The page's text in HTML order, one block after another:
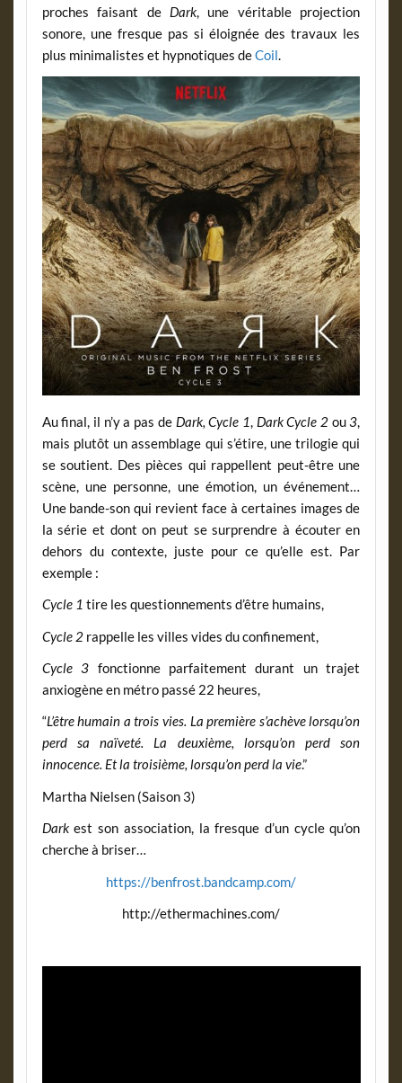
proches faisant de Dark, une véritable projection
sonore, une fresque pas si éloignée des travaux les
plus minimalistes et hypnotiques deCoil.
Au final, il n’y a pas de Dark, Cycle 1, Dark Cycle 2 ou3,
mais plutôt un assemblage qui s’étire, une trilogie qui
se soutient. Des pièces qui rappellent peut-être une
scène, une personne, une émotion, un événement…
Une bande-son qui revient face à certaines images de
la série et dont on peut se surprendre à écouter en
dehors du contexte, juste pour ce qu’elle est. Par
exemple :
Cycle 1 tire les questionnements d’être humains,
Cycle 2rappelle les villes vides du confinement,
Cycle 3 fonctionne parfaitement durant un trajet
anxiogène en métro passé 22 heures,
“L’être humain a trois vies. La première s’achève lorsqu’on
perd sa naïveté. La deuxième, lorsqu’on perd son
innocence. Et la troisième, lorsqu’on perd la vie.”
Martha Nielsen (Saison 3)
Darkest son association, la fresque d’un cycle qu’on
cherche à briser…
https://benfrost.bandcamp.com/
http://ethermachines.com/